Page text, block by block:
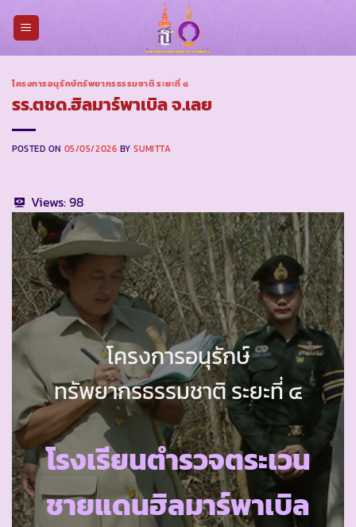
โครงการอนุรักษ์ทรัพยากรธรรมชาติ ระยะที่ ๔
รร.ตชด.ฮิลมาร์พาเบิล จ.เลย
POSTED ON 05/05/2026 BYSUMITTA
Views:98
โครงการอนุรักษ์
ทรัพยากรธรรมชาติ ระยะที่ ๔
โรงเรียนตำรวจตระเวน
ชายแดนฮิลมาร์พาเบิล